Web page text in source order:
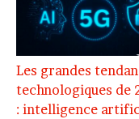
Les grandes
technologiques de
: intelligence